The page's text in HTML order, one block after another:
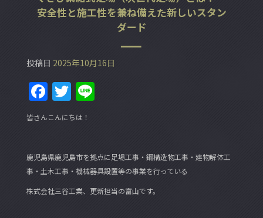
安全性と施工性を兼ね備えた新しいスタン
ダード
投稿日 2025年10月16日
F
a
c
e
b
o
o
T
w
itt
er
Li
皆さんこんにちは！
鹿児島県鹿児島市を拠点に足場工事・鋼構造物工事・建物解体工
事・土木工事・機械器具設置等の事業を行っている
株式会社三谷工業、更新担当の富山です。